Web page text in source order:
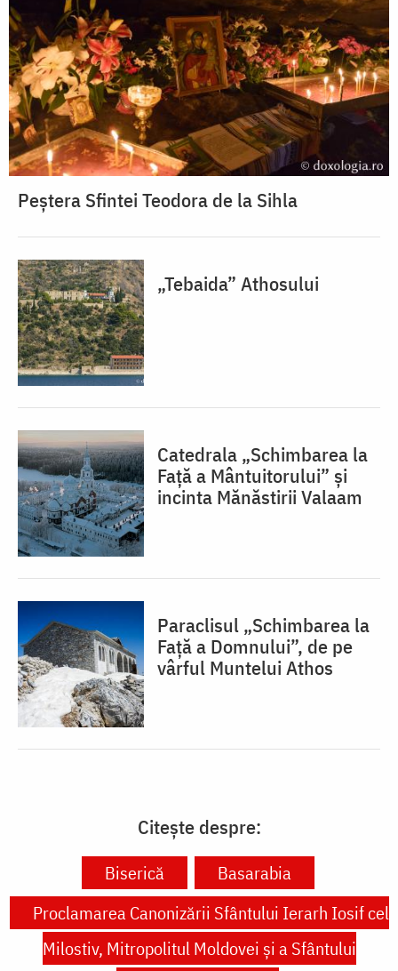
Peștera Sfintei Teodora de la Sihla
„Tebaida” Athosului
Catedrala „Schimbarea la
Față a Mântuitorului” și
incinta Mănăstirii Valaam
Paraclisul „Schimbarea la
Față a Domnului”, de pe
vârful Muntelui Athos
Citește despre:
Biserică
Basarabia
Proclamarea Canonizării Sfântului Ierarh Iosif cel
Milostiv, Mitropolitul Moldovei și a Sfântului